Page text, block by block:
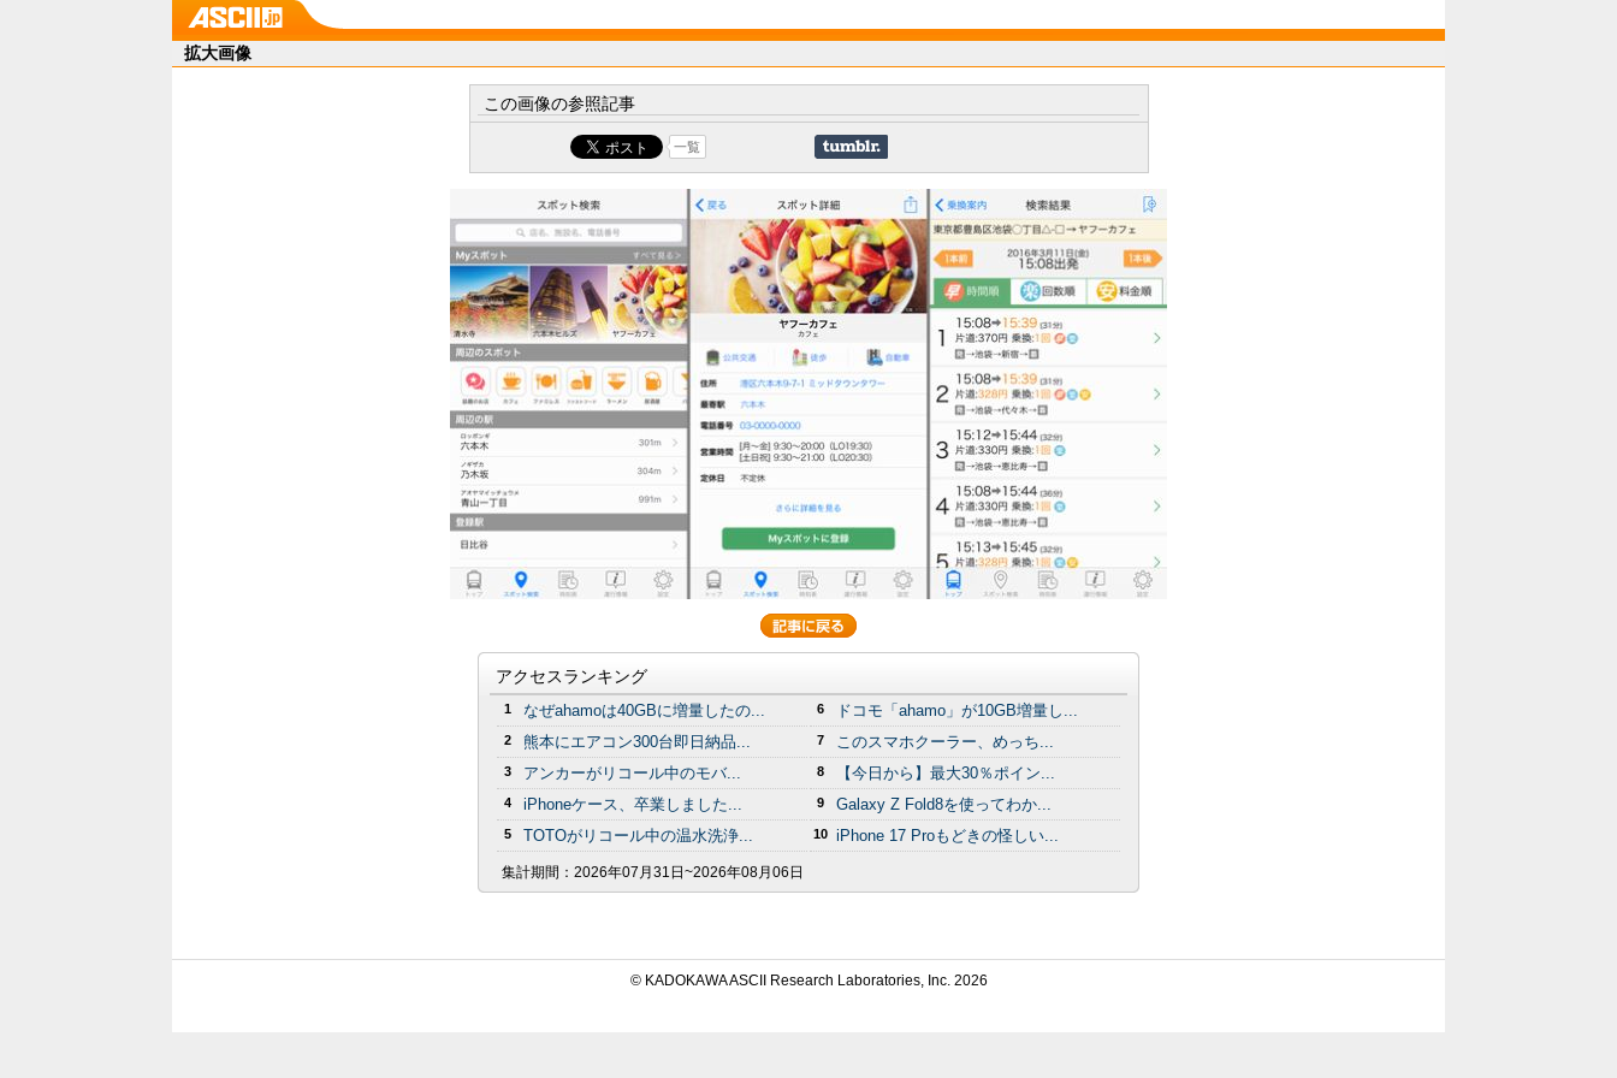
拡大画像
この画像の参照記事
一覧
アクセスランキング
1 なぜahamoは40GBに増量したの...
2 熊本にエアコン300台即日納品...
3 アンカーがリコール中のモバ...
4 iPhoneケース、卒業しました...
5 TOTOがリコール中の温水洗浄...
6 ドコモ「ahamo」が10GB増量し...
7 このスマホクーラー、めっち...
8 【今日から】最大30％ポイン...
9 Galaxy Z Fold8を使ってわか...
10 iPhone 17 Proもどきの怪しい...
集計期間： 2026年07月31日~2026年08月06日
© KADOKAWA ASCII Research Laboratories, Inc. 2026